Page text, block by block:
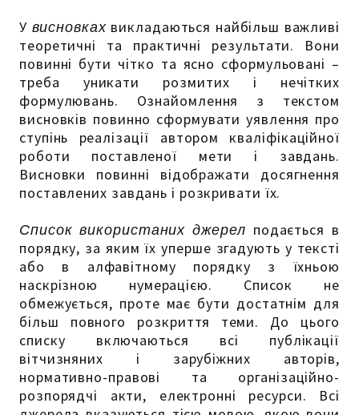
У висновкахвикладаються найбільш важливі
теоретичні та практичні результати. Вони
повинні бути чітко та ясно сформульовані –
треба уникати розмитих і нечітких
формулювань. Ознайомлення з текстом
висновків повинно сформувати уявлення про
ступінь реалізації автором кваліфікаційної
роботи поставленої мети і завдань.
Висновки повинні відображати досягнення
поставлених завдань і розкривати їх.
Список використаних джерел подається в
порядку, за яким їх уперше згадують у тексті
або в алфавітному порядку з їхньою
наскрізною нумерацією. Список не
обмежується, проте має бути достатнім для
більш повного розкриття теми. До цього
списку включаються всі публікації
вітчизняних і зарубіжних авторів,
нормативно-правові та організаційно-
розпорядчі акти, електронні ресурси. Всі